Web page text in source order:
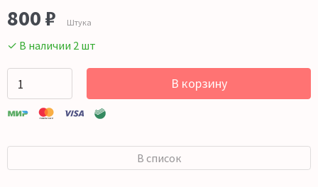
800 ₽ Штука
✓ В наличии 2 шт
В корзину
В список